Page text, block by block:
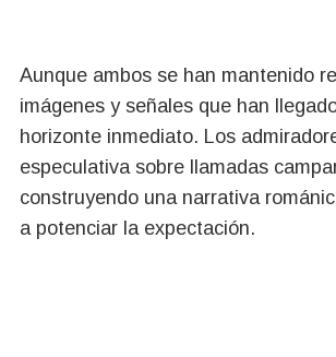
Aunque ambos se han mantenido
imágenes y señales que han
horizonte inmediato. Los
especulativa sobre llamadas
construyendo una narrativa
a potenciar la expectación.